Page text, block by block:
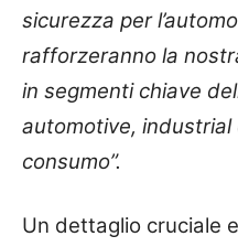
sicurezza per
rafforzeranno la
in segmenti chiave
automotive,
consumo”.
Un dettaglio cruciale